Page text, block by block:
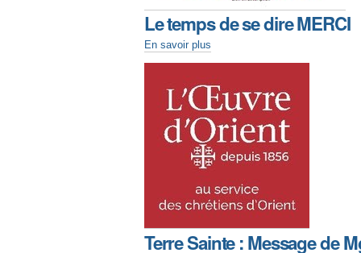
Le temps de se dire MERCI
En savoir plus
Terre Sainte : Message de